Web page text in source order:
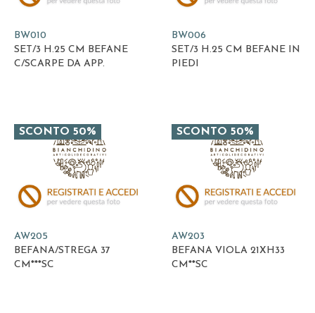
BW010
SET/3 H.25 CM BEFANE
C/SCARPE DA APP.
BW006
SET/3 H.25 CM BEFANE IN
PIEDI
AW205
BEFANA/STREGA 37
CM***SC
SCONTO 50%
AW203
BEFANA VIOLA 21XH33
CM**SC
SCONTO 50%